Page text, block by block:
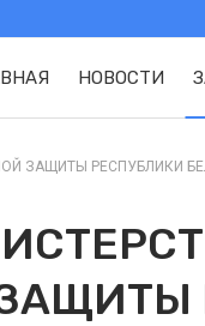
НОВОСТИ
РЕСПУБЛИКИ